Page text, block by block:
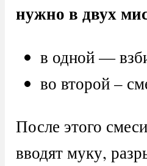
нужно в двух
в одной —
во второй –
После этого
вводят муку,